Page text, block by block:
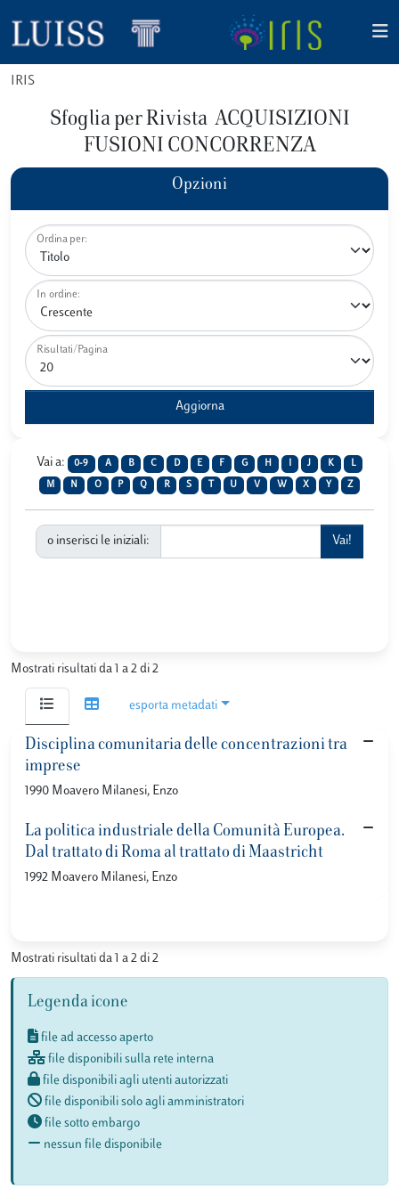
IRIS
Sfoglia per Rivista ACQUISIZIONI
FUSIONI CONCORRENZA
Opzioni
Ordina per:
In ordine:
Risultati/Pagina
Vai a: 0-9 A B C D E F G H J K L
M N O P Q R S U V W X Y Z
o inserisci le iniziali:
Mostrati risultati da 1 a 2 di 2
esporta metadati
Disciplina comunitaria delle concentrazioni tra
imprese
1990 Moavero Milanesi, Enzo
La politica industriale della Comunità Europea.
Dal trattato di Roma al trattato di Maastricht
1992 Moavero Milanesi, Enzo
Mostrati risultati da 1 a 2 di 2
Legenda icone
file ad accesso aperto
file disponibili sulla rete interna
file disponibili agli utenti autorizzati
file disponibili solo agli amministratori
file sotto embargo
nessun file disponibile